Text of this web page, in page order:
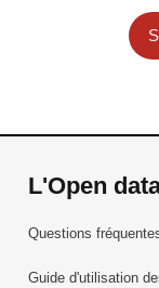
L'Open
Questions
Guide d'utilisation